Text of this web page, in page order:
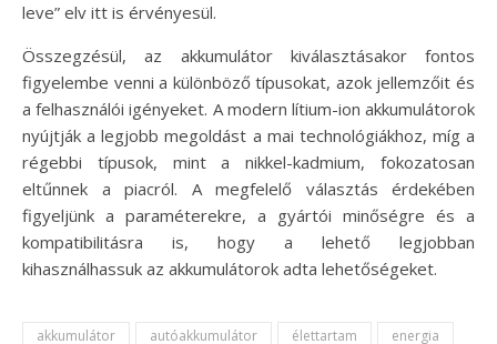
leve” elv itt is érvényesül.
Összegzésül, az akkumulátor kiválasztásakor fontos
figyelembe venni a különböző típusokat, azok jellemzőit és
a felhasználói igényeket. A modern lítium-ion akkumulátorok
nyújtják a legjobb megoldást a mai technológiákhoz, míg a
régebbi típusok, mint a nikkel-kadmium, fokozatosan
eltűnnek a piacról. A megfelelő választás érdekében
figyeljünk a paraméterekre, a gyártói minőségre és a
kompatibilitásra is, hogy a lehető legjobban
kihasználhassuk az akkumulátorok adta lehetőségeket.
akkumulátor autóakkumulátor élettartam energia